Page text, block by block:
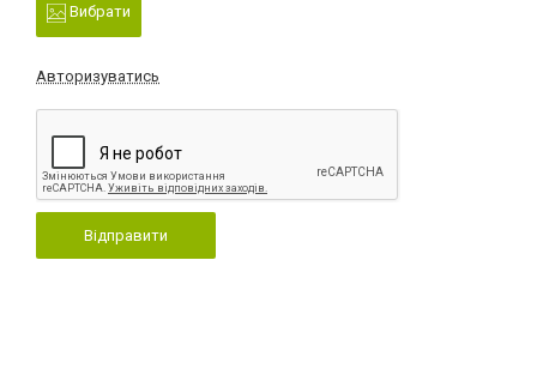
Вибрати
Авторизуватись
Відправити